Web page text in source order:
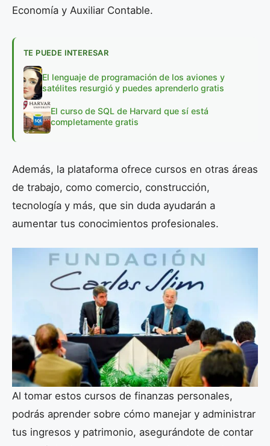
Economía y Auxiliar Contable.
TE PUEDE INTERESAR
El lenguaje de programación de los aviones y
satélites resurgió y puedes aprenderlo gratis
El curso de SQL de Harvard que sí está
completamente gratis
Además, la plataforma ofrece cursos en otras áreas
de trabajo, como comercio, construcción,
tecnología y más, que sin duda ayudarán a
aumentar tus conocimientos profesionales.
Al tomar estos cursos de finanzas personales,
podrás aprender sobre cómo manejar y administrar
tus ingresos y patrimonio, asegurándote de contar